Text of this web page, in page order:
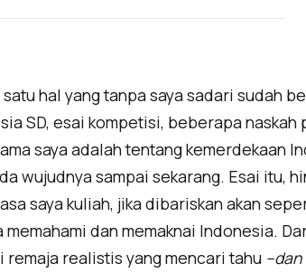
hal yang tanpa saya sadari sudah
SD, esai kompetisi, beberapa
saya adalah tentang kemerdekaan
wujudnya sampai sekarang. Esai itu,
saya kuliah, jika dibariskan akan
memahami dan memaknai Indonesia.
remaja realistis yang mencari tahu